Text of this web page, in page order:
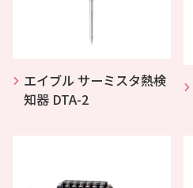
エイブル サーミスタ熱検
知器 DTA-2